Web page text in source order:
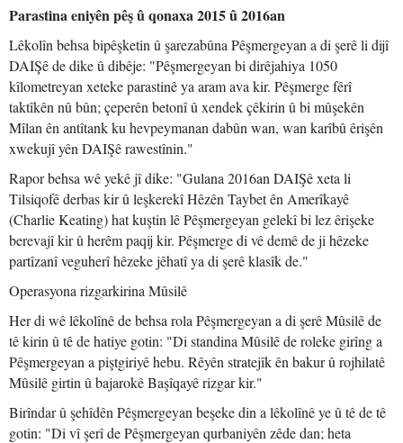
Parastina eniyên pêş û qonaxa 2015 û 2016an
Lêkolîn behsa bipêşketin û şarezabûna Pêşmergeyan a di şerê li dijî
DAIŞê de dike û dibêje: "Pêşmergeyan bi dirêjahiya 1050
kîlometreyan xeteke parastinê ya aram ava kir. Pêşmerge fêrî
taktîkên nû bûn; çeperên betonî û xendek çêkirin û bi mûşekên
Mîlan ên antîtank ku hevpeymanan dabûn wan, wan karîbû êrişên
xwekujî yên DAIŞê rawestînin."
Rapor behsa wê yekê jî dike: "Gulana 2016an DAIŞê xeta li
Tilsiqofê derbas kir û leşkerekî Hêzên Taybet ên Amerîkayê
(Charlie Keating) hat kuştin lê Pêşmergeyan gelekî bi lez êrişeke
berevajî kir û herêm paqij kir. Pêşmerge di vê demê de ji hêzeke
partîzanî veguherî hêzeke jêhatî ya di şerê klasîk de."
Operasyona rizgarkirina Mûsilê
Her di wê lêkolînê de behsa rola Pêşmergeyan a di şerê Mûsilê de
tê kirin û tê de hatiye gotin: "Di standina Mûsilê de roleke girîng a
Pêşmergeyan a piştgiriyê hebu. Rêyên stratejîk ên bakur û rojhilatê
Mûsilê girtin û bajarokê Başîqayê rizgar kir."
Birîndar û şehîdên Pêşmergeyan beşeke din a lêkolînê ye û tê de tê
gotin: "Di vî şerî de Pêşmergeyan qurbaniyên zêde dan; heta